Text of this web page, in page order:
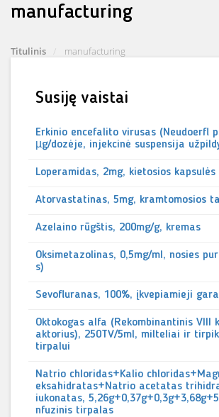
manufacturing
Titulinis manufacturing
Susiję vaistai
Erkinio encefalito virusas (Neudoerfl
µg/dozėje, injekcinė suspensija
Loperamidas, 2mg, kietosios kapsulės
Atorvastatinas, 5mg, kramtomosios
Azelaino rūgštis, 200mg/g, kremas
Oksimetazolinas, 0,5mg/ml, nosies
s)
Sevofluranas, 100%, įkvepiamieji
Oktokogas alfa (Rekombinantinis VIII
aktorius), 250TV/5ml, milteliai ir
tirpalui
Natrio chloridas+Kalio
eksahidratas+Natrio acetatas
iukonatas,
nfuzinis tirpalas